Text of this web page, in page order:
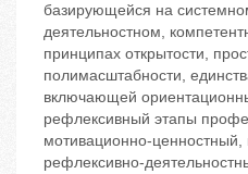
базирующейся на
деятельностном,
принципах открытости,
полимасштабности,
включающей
рефлексивный этапы
мотивационно-ценностный,
рефлексивно-